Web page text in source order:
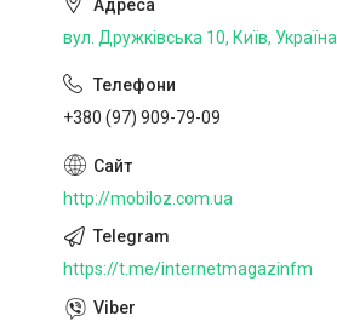
вул. Дружківська 10, Київ, Україна
+380 (97) 909-79-09
http://mobiloz.com.ua
https://t.me/internetmagazinfm